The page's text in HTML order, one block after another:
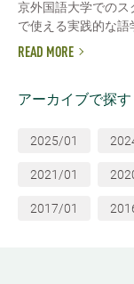
京外国語大学でのス
で使える実践的な語
READ MORE
アーカイブで探す
2025/01
2021/01
2017/01